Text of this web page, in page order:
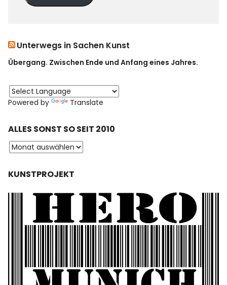
Unterwegs in Sachen Kunst
Übergang. Zwischen Ende und Anfang eines Jahres.
Powered by Translate
ALLES SONST SO SEIT 2010
KUNSTPROJEKT